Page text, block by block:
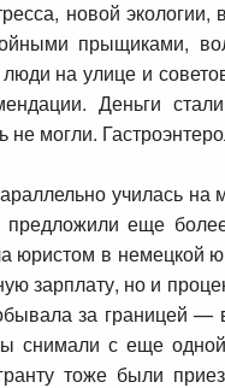
новой
прыщиками,
на улице и
Деньги
могли.
училась
еще
в немецкой
зарплату, но и
за границей —
снимали с еще
тоже были